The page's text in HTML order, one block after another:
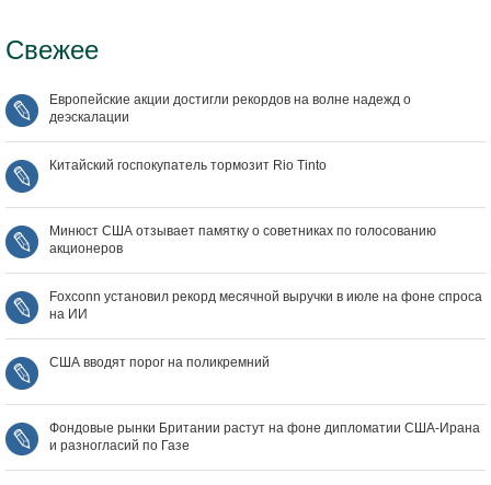
Свежее
Европейские акции достигли рекордов на волне надежд о
деэскалации
Китайский госпокупатель тормозит Rio Tinto
Минюст США отзывает памятку о советниках по голосованию
акционеров
Foxconn установил рекорд месячной выручки в июле на фоне спроса
на ИИ
США вводят порог на поликремний
Фондовые рынки Британии растут на фоне дипломатии США‑Ирана
и разногласий по Газе